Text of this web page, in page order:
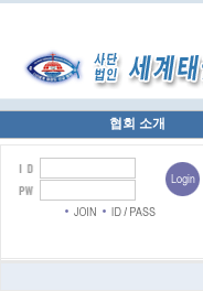
협회 소개